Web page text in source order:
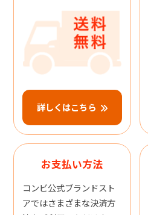
詳しくはこちら
お支払い方法
コンビ公式ブランドスト
アではさまざまな決済方